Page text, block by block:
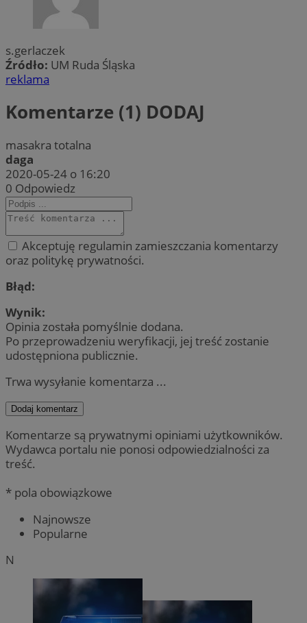
s.gerlaczek
Źródło: UM Ruda Śląska
reklama
Komentarze (1) DODAJ
masakra totalna
daga
2020-05-24 o 16:20
0 Odpowiedz
Akceptuję regulamin zamieszczania komentarzy
oraz politykę prywatności.
Błąd:
Wynik:
Opinia została pomyślnie dodana.
Po przeprowadzeniu weryfikacji, jej treść zostanie
udostępniona publicznie.
Trwa wysyłanie komentarza ...
Dodaj komentarz
Komentarze są prywatnymi opiniami użytkowników.
Wydawca portalu nie ponosi odpowiedzialności za
treść.
* pola obowiązkowe
Najnowsze
Popularne
N